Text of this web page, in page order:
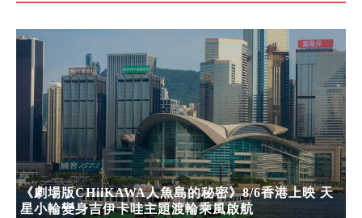
《劇場版CHiiKAWA人魚島的秘密》8/6香港上映 天
星小輪變身吉伊卡哇主題渡輪乘風啟航